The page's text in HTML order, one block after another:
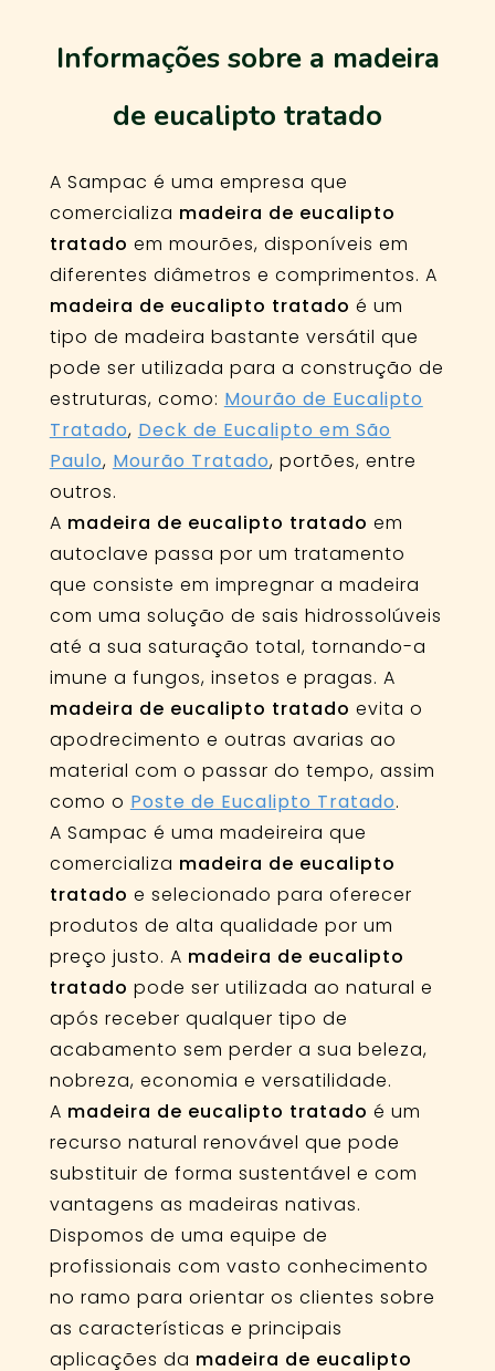
Informações sobre a madeira
de eucalipto tratado
A Sampac é uma empresa que
comercializa madeira de eucalipto
tratado em mourões, disponíveis em
diferentes diâmetros e comprimentos. A
madeira de eucalipto tratado é um
tipo de madeira bastante versátil que
pode ser utilizada para a construção de
estruturas, como: Mourão de Eucalipto
Tratado, Deck de Eucalipto em São
Paulo, Mourão Tratado, portões, entre
outros.
A madeira de eucalipto tratado em
autoclave passa por um tratamento
que consiste em impregnar a madeira
com uma solução de sais hidrossolúveis
até a sua saturação total, tornando-a
imune a fungos, insetos e pragas. A
madeira de eucalipto tratado evita o
apodrecimento e outras avarias ao
material com o passar do tempo, assim
como o Poste de Eucalipto Tratado.
A Sampac é uma madeireira que
comercializa madeira de eucalipto
tratado e selecionado para oferecer
produtos de alta qualidade por um
preço justo. A madeira de eucalipto
tratado pode ser utilizada ao natural e
após receber qualquer tipo de
acabamento sem perder a sua beleza,
nobreza, economia e versatilidade.
A madeira de eucalipto tratado é um
recurso natural renovável que pode
substituir de forma sustentável e com
vantagens as madeiras nativas.
Dispomos de uma equipe de
profissionais com vasto conhecimento
no ramo para orientar os clientes sobre
as características e principais
aplicações da madeira de eucalipto